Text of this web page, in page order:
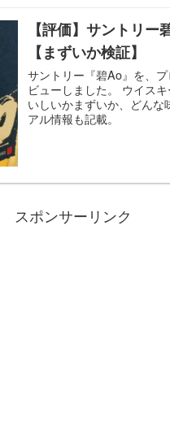
【評価】サントリ
【まずいか検証】
サントリー『碧Ao』を、
ビューしました。 ウイス
いしいかまずいか、どん
アル情報も記載。
スポンサーリンク